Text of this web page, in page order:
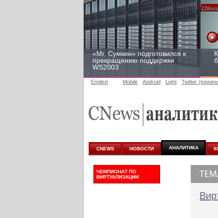
«Mr. Сумкин» подготовился к
прекращению поддержки
WS2003
к аналитике
English Mobile Android Light Twitter
CNEWS НОВОСТИ АНАЛИТИКА
ЧЕМПИОНАТ ПО
ВИРТУАЛИЗАЦИИ